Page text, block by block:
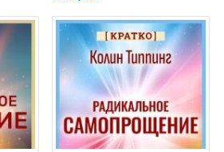
полностью без